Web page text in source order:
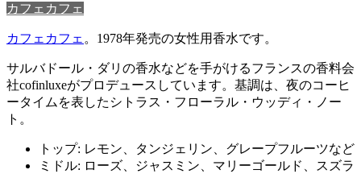
カフェカフェ
カフェカフェ 。1978年発売の女性用香水です。
サルバドール・ダリの香水などを手がけるフランスの香料会
社cofinluxeがプロデュースしています。基調は、夜のコーヒ
ータイムを表したシトラス・フローラル・ウッディ・ノー
ト。
トップ: レモン、タンジェリン、グレープフルーツなど
ミドル: ローズ、ジャスミン、マリーゴールド、スズラ